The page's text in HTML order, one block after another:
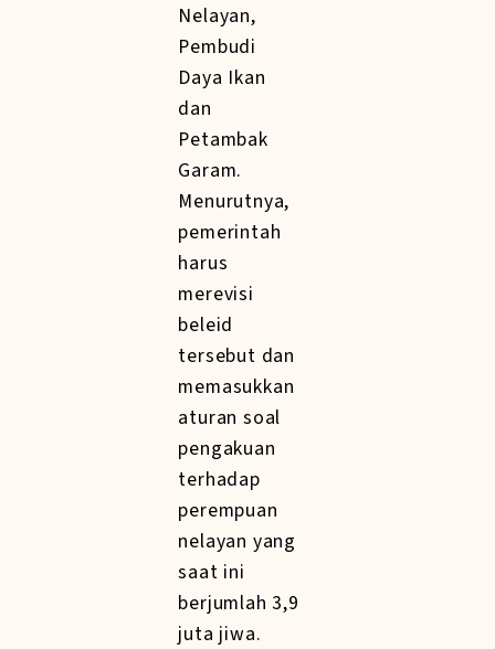
Nelayan,
Pembudi
Daya Ikan
dan
Petambak
Garam.
Menurutnya,
pemerintah
harus
merevisi
beleid
tersebut dan
memasukkan
aturan soal
pengakuan
terhadap
perempuan
nelayan yang
saat ini
berjumlah 3,9
juta jiwa.